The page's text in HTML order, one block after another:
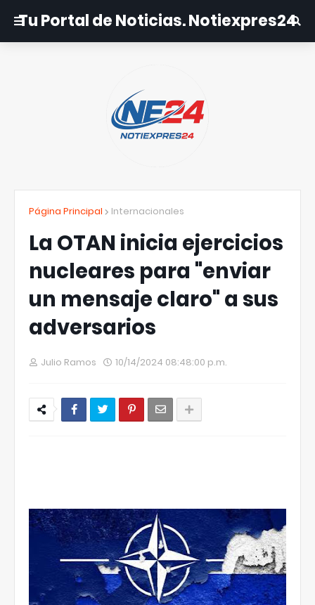
Tu Portal de Noticias. Notiexpres24
Página Principal Internacionales
La OTAN inicia ejercicios
nucleares para "enviar
un mensaje claro" a sus
adversarios
Julio Ramos 10/14/2024 08:48:00 p.m.